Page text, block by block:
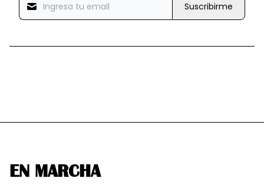
Suscribirme
EN MARCHA